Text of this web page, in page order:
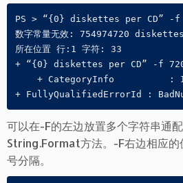
PS > “{0} diskettes per CD” -f
数字常量无效: 754974720 diskettes
所在位置 行:1 字符: 33
+ “{0} diskettes per CD” -f
+ CategoryInfo          :
+ FullyQualifiedErrorId :
可以在-F的左边放置多个字符串通
String.Format方法。-F右边相应的
号分隔。